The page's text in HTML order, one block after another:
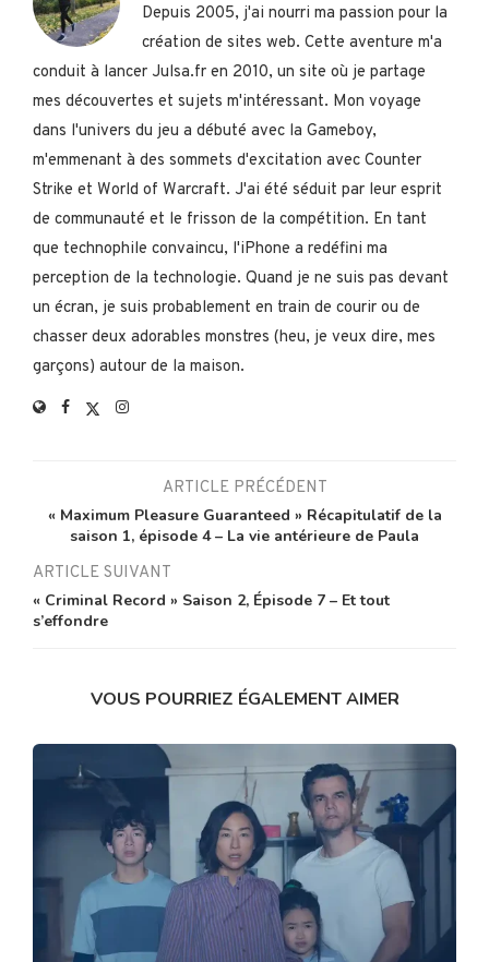
Depuis 2005, j'ai nourri ma passion pour la
création de sites web. Cette aventure m'a
conduit à lancer Julsa.fr en 2010, un site où je partage
mes découvertes et sujets m'intéressant. Mon voyage
dans l'univers du jeu a débuté avec la Gameboy,
m'emmenant à des sommets d'excitation avec Counter
Strike et World of Warcraft. J'ai été séduit par leur esprit
de communauté et le frisson de la compétition. En tant
que technophile convaincu, l'iPhone a redéfini ma
perception de la technologie. Quand je ne suis pas devant
un écran, je suis probablement en train de courir ou de
chasser deux adorables monstres (heu, je veux dire, mes
garçons) autour de la maison.
ARTICLE PRÉCÉDENT
« Maximum Pleasure Guaranteed » Récapitulatif de la
saison 1, épisode 4 – La vie antérieure de Paula
ARTICLE SUIVANT
« Criminal Record » Saison 2, Épisode 7 – Et tout
s’effondre
VOUS POURRIEZ ÉGALEMENT AIMER